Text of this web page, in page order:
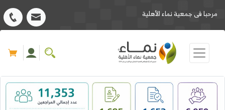
مرحبا فى جمعية نماء الأهلية